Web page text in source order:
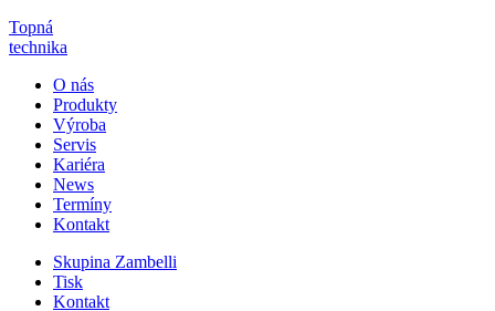
Topná
technika
O nás
Produkty
Výroba
Servis
Kariéra
News
Termíny
Kontakt
Skupina Zambelli
Tisk
Kontakt